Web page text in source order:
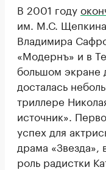
В 2001 году
им. М.С.
Владимира
«Модернъ» и в
большом экране
досталась
триллере
источник».
успех для
драма «Звезда»,
роль радистки